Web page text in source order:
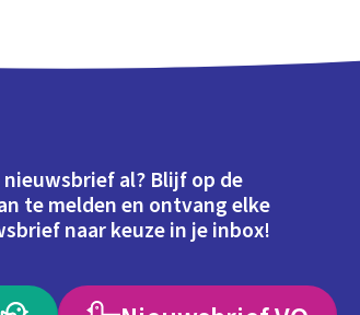
al? Blijf op de
te melden en ontvang elke
naar keuze in je inbox!